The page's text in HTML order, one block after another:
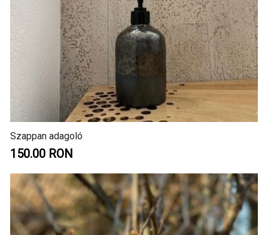
Szappan adagoló
150.00 RON